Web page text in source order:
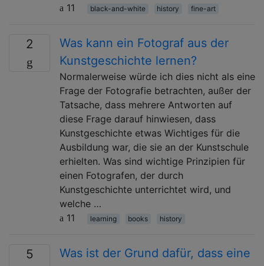
11
black-and-white history fine-art
2
Was kann ein Fotograf aus der
Kunstgeschichte lernen?
Normalerweise würde ich dies nicht als eine
Frage der Fotografie betrachten, außer der
Tatsache, dass mehrere Antworten auf
diese Frage darauf hinwiesen, dass
Kunstgeschichte etwas Wichtiges für die
Ausbildung war, die sie an der Kunstschule
erhielten. Was sind wichtige Prinzipien für
einen Fotografen, der durch
Kunstgeschichte unterrichtet wird, und
welche …
11
learning books history
5
Was ist der Grund dafür, dass eine